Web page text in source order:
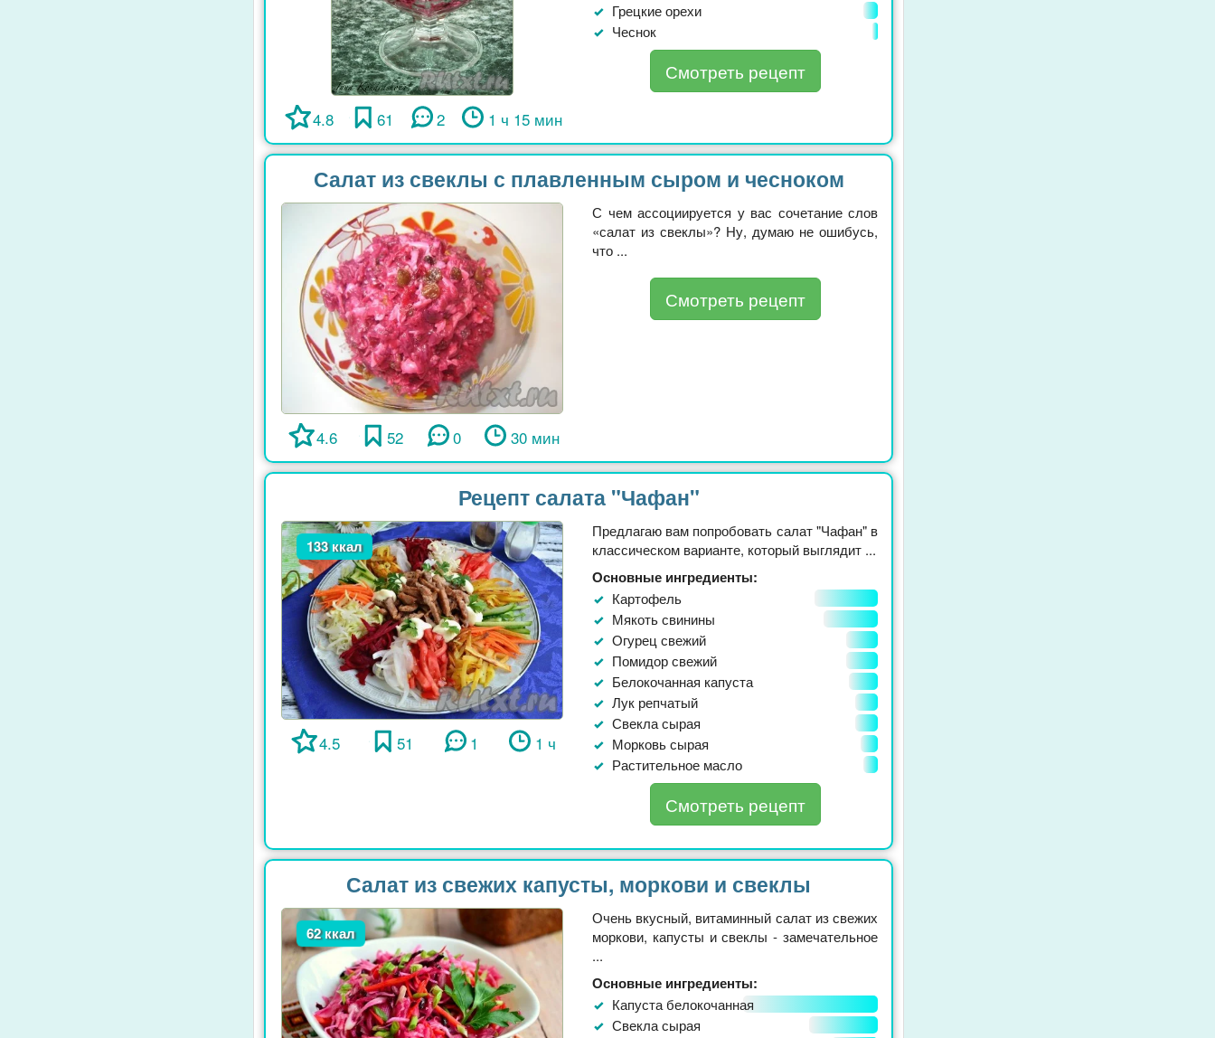
4.8 61 2 1 ч 15 мин
Грецкие орехи
Чеснок
Смотреть рецепт
Салат из свеклы с плавленным сыром и чесноком
4.6 52 0 30 мин
С чем ассоциируется у вас сочетание слов
«салат из свеклы»? Ну, думаю не ошибусь,
что ...
Смотреть рецепт
Рецепт салата "Чафан"
133 ккал
4.5 51 1 1 ч
Предлагаю вам попробовать салат "Чафан" в
классическом варианте, который выглядит ...
Основные ингредиенты:
Картофель
Мякоть свинины
Огурец свежий
Помидор свежий
Белокочанная капуста
Лук репчатый
Свекла сырая
Морковь сырая
Растительное масло
Смотреть рецепт
Салат из свежих капусты, моркови и свеклы
62 ккал
Очень вкусный, витаминный салат из свежих
моркови, капусты и свеклы - замечательное
...
Основные ингредиенты:
Капуста белокочанная
Свекла сырая